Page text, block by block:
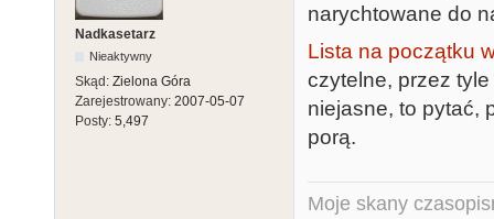
Nadkasetarz
Nieaktywny
Skąd: Zielona Góra
Zarejestrowany: 2007-05-07
Posty: 5,497
narychtowane do
Lista na początku
czytelne, przez
niejasne, to pytać,
porą.
Moje skany